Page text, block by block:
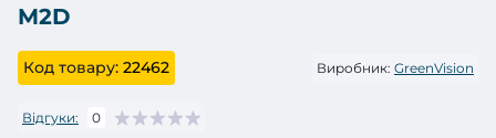
M2D
Код товару: 22462 Виробник: GreenVision
Відгуки: 0